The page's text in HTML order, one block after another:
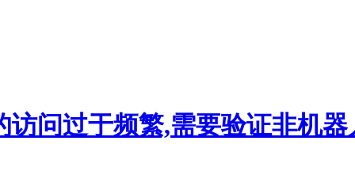
访问过于频繁,需要验证非机器